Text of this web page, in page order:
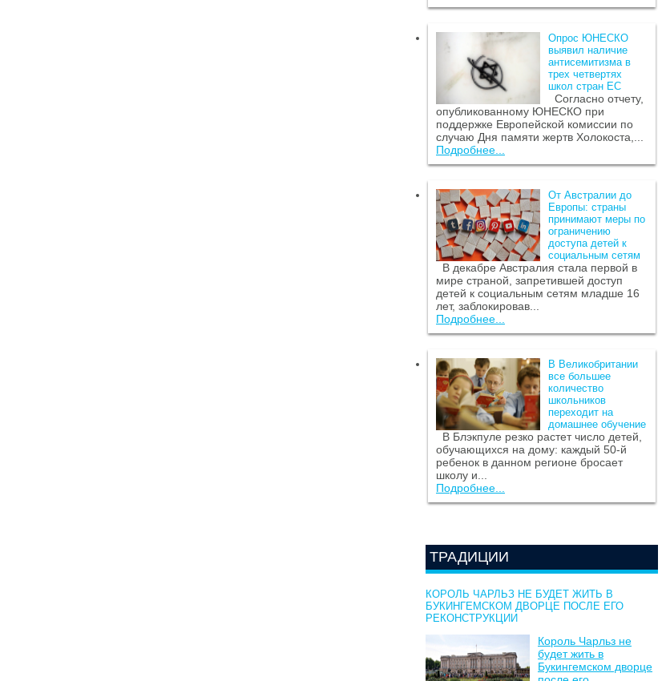
Опрос ЮНЕСКО
выявил наличие
антисемитизма в
трех четвертях
школ стран ЕС
Согласно отчету,
опубликованному ЮНЕСКО при
поддержке Европейской комиссии по
случаю Дня памяти жертв Холокоста,...
Подробнее...
От Австралии до
Европы: страны
принимают меры по
ограничению
доступа детей к
социальным сетям
В декабре Австралия стала первой в
мире страной, запретившей доступ
детей к социальным сетям младше 16
лет, заблокировав...
Подробнее...
В Великобритании
все большее
количество
школьников
переходит на
домашнее обучение
В Блэкпуле резко растет число детей,
обучающихся на дому: каждый 50-й
ребенок в данном регионе бросает
школу и...
Подробнее...
ТРАДИЦИИ
КОРОЛЬ ЧАРЛЬЗ НЕ БУДЕТ ЖИТЬ В
БУКИНГЕМСКОМ ДВОРЦЕ ПОСЛЕ ЕГО
РЕКОНСТРУКЦИИ
Король Чарльз не
будет жить в
Букингемском дворце